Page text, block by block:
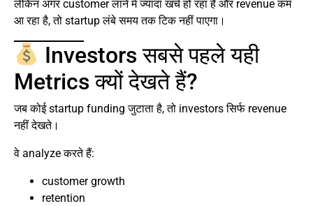
लेकिन अगर customer लाने में ज्यादा खर्च हो रहा है और revenue कम
आ रहा है, तो startup लंबे समय तक टिक नहीं पाएगा।
Investors सबसे पहले यही
Metrics क्यों देखते हैं?
जब कोई startup funding जुटाता है, तो investors सिर्फ revenue
नहीं देखते।
वे analyze करते हैं:
customer growth
retention